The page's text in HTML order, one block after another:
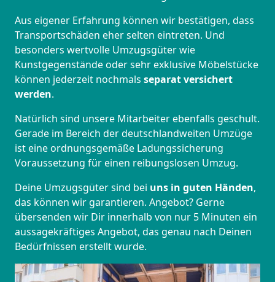
Aus eigener Erfahrung können wir bestätigen, dass
Transportschäden eher selten eintreten. Und
besonders wertvolle Umzugsgüter wie
Kunstgegenstände oder sehr exklusive Möbelstücke
können jederzeit nochmals separat versichert
werden.
Natürlich sind unsere Mitarbeiter ebenfalls geschult.
Gerade im Bereich der deutschlandweiten Umzüge
ist eine ordnungsgemäße Ladungssicherung
Voraussetzung für einen reibungslosen Umzug.
Deine Umzugsgüter sind bei uns in guten Händen,
das können wir garantieren. Angebot? Gerne
übersenden wir Dir innerhalb von nur 5 Minuten ein
aussagekräftiges Angebot, das genau nach Deinen
Bedürfnissen erstellt wurde.